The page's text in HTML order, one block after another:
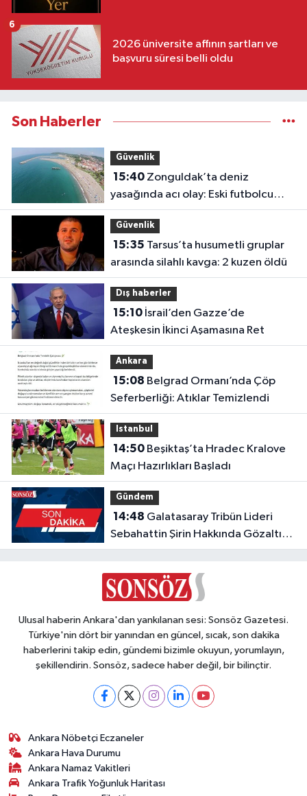
2026 üniversite affının şartları ve
başvuru süresi belli oldu
6
Son Haberler
Güvenlik
15:40Zonguldak’ta deniz
yasağında acı olay: Eski futbolcu
Hakan Ergin hayatını kaybetti
Güvenlik
15:35
arasında silahlı kavga: 2 kuzen öldü
Dış haberler
15:10İsrail’den Gazze’de
Ateşkesin İkinci Aşamasına Ret
Ankara
15:08
Seferberliği: Atıklar Temizlendi
Istanbul
14:50Beşiktaş’ta Hradec Kralove
Maçı Hazırlıkları Başladı
Gündem
14:48
Sebahattin Şirin Hakkında Gözaltı
Kararı
Ulusal haberin Ankara'dan yankılanan sesi: Sonsöz Gazetesi.
Türkiye'nin dört bir yanından en güncel, sıcak, son dakika
haberlerini takip edin, gündemi bizimle okuyun, yorumlayın,
şekillendirin. Sonsöz, sadece haber değil, bir bilinçtir.
Ankara Nöbetçi Eczaneler
Ankara Hava Durumu
Ankara Namaz Vakitleri
Ankara Trafik Yoğunluk Haritası